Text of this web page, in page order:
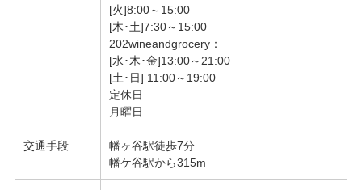
[火]8:00～15:00
[木･土]7:30～15:00
202wineandgrocery：
[水･木･金]13:00～21:00
[土･日] 11:00～19:00
定休日
月曜日
交通手段
幡ヶ谷駅徒歩7分
幡ケ谷駅から315m